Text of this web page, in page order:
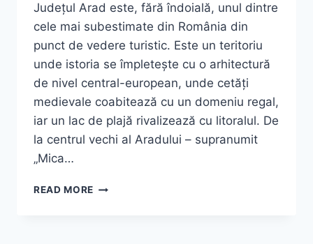
Județul Arad este, fără îndoială, unul dintre
cele mai subestimate din România din
punct de vedere turistic. Este un teritoriu
unde istoria se împletește cu o arhitectură
de nivel central-european, unde cetăți
medievale coabitează cu un domeniu regal,
iar un lac de plajă rivalizează cu litoralul. De
la centrul vechi al Aradului – supranumit
„Mica…
READ MORE TOP